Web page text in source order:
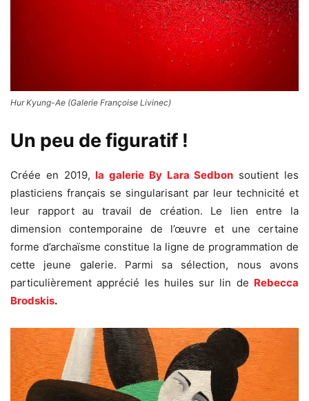
Hur Kyung-Ae (Galerie Françoise Livinec)
Un peu de figuratif !
Créée en 2019,la galerie By Lara Sedbon soutient les
plasticiens français se singularisant par leur technicité et
leur rapport au travail de création. Le lien entre la
dimension contemporaine de l’œuvre et une certaine
forme d’archaïsme constitue la ligne de programmation de
cette jeune galerie. Parmi sa sélection, nous avons
particulièrement apprécié les huiles sur lin de Rebecca
Brodskis.